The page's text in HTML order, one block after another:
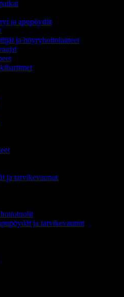
ja apupöydät
ja höyryhoitolaitteet
ja tarvikevaunut
ja tarvikevaunut